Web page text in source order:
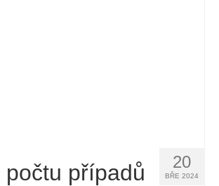
20
BŘE 2024
počtu případů